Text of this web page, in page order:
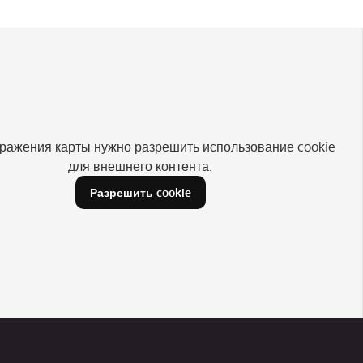
карты нужно разрешить использование cookie
для внешнего контента.
Разрешить cookie